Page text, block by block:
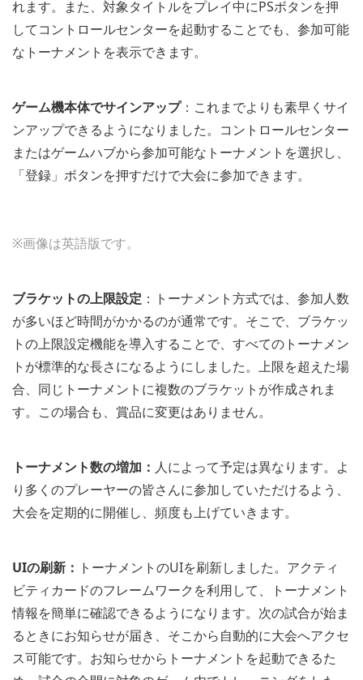
れます。また、対象タイトルをプレイ中にPSボタンを押
してコントロールセンターを起動することでも、参加可能
なトーナメントを表示できます。
ゲーム機本体でサインアップ：これまでよりも素早くサイ
ンアップできるようになりました。コントロールセンター
またはゲームハブから参加可能なトーナメントを選択し、
「登録」ボタンを押すだけで大会に参加できます。
※画像は英語版です。
ブラケットの上限設定 ：トーナメント方式では、参加人数
が多いほど時間がかかるのが通常です。そこで、ブラケッ
トの上限設定機能を導入することで、すべてのトーナメン
トが標準的な長さになるようにしました。上限を超えた場
合、同じトーナメントに複数のブラケットが作成されま
す。この場合も、賞品に変更はありません。
トーナメント数の増加： 人によって予定は異なります。よ
り多くのプレーヤーの皆さんに参加していただけるよう、
大会を定期的に開催し、頻度も上げていきます。
UIの刷新： トーナメントのUIを刷新しました。アクティ
ビティカードのフレームワークを利用して、トーナメント
情報を簡単に確認できるようになります。次の試合が始ま
るときにお知らせが届き、そこから自動的に大会へアクセ
ス可能です。お知らせからトーナメントを起動できるた